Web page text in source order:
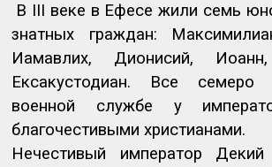
В III веке в Ефесе жили семь
знатных граждан:
Иамавлих, Дионисий,
Ексакустодиан. Все семеро
военной службе у
благочестивыми христианами.
Нечестивый император